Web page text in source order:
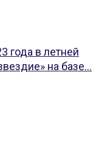
года в летней
на базе...